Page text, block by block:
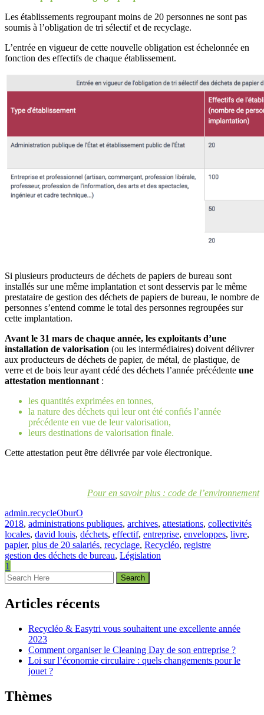
Les établissements regroupant moins de 20 personnes ne sont pas
soumis à l’obligation de tri sélectif et de recyclage.
L’entrée en vigueur de cette nouvelle obligation est échelonnée en
fonction des effectifs de chaque établissement.
Si plusieurs producteurs de déchets de papiers de bureau sont
installés sur une même implantation et sont desservis par le même
prestataire de gestion des déchets de papiers de bureau, le nombre de
personnes s’entend comme le total des personnes regroupées sur
cette implantation.
Avant le 31 mars de chaque année, les exploitants d’une
installation de valorisation (ou les intermédiaires) doivent délivrer
aux producteurs de déchets de papier, de métal, de plastique, de
verre et de bois leur ayant cédé des déchets l’année précédente une
attestation mentionnant :
les quantités exprimées en tonnes,
la nature des déchets qui leur ont été confiés l’année
précédente en vue de leur valorisation,
leurs destinations de valorisation finale.
Cette attestation peut être délivrée par voie électronique.
Pour en savoir plus : code de l’environnement
admin.recycleOburO
2018, administrations publiques, archives, attestations, collectivités
locales, david louis, déchets, effectif, entreprise, enveloppes, livre,
papier, plus de 20 salariés, recyclage, Recycléo, registre
gestion des déchets de bureau, Législation
1
Articles récents
Recycléo & Easytri vous souhaitent une excellente année
2023
Comment organiser le Cleaning Day de son entreprise ?
Loi sur l’économie circulaire : quels changements pour le
jouet ?
Thèmes